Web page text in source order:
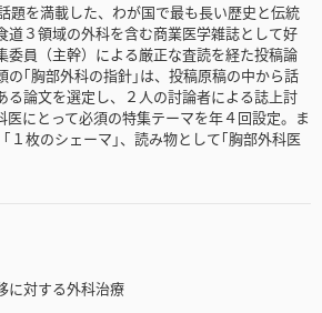
題を満載した、わが国で最も長い歴史と伝統
道３領域の外科を含む商業医学雑誌として好
委員（主幹）による厳正な査読を経た投稿論
の｢胸部外科の指針｣は、投稿原稿の中から話
る論文を選定し、２人の討論者による誌上討
にとって必須の特集テーマを年４回設定。ま
１枚のシェーマ｣、読み物として｢胸部外科医
に対する外科治療